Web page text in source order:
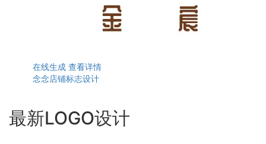
在线生成 查看详情
念念店铺标志设计
最新LOGO设计